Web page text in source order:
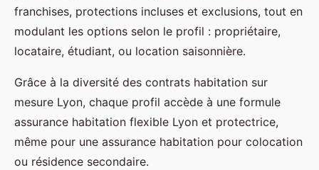
franchises, protections incluses et exclusions, tout en
modulant les options selon le profil : propriétaire,
locataire, étudiant, ou location saisonnière.
Grâce à la diversité des contrats habitation sur
mesure Lyon, chaque profil accède à une formule
assurance habitation flexible Lyon et protectrice,
même pour une assurance habitation pour colocation
ou résidence secondaire.